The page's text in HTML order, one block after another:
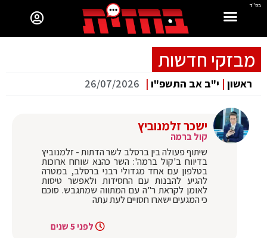
בס"ד
מבזקי חדשות
ראשון | י"ב אב התשפ"ו |
26/07/2026
ישכר זלמנוביץ
קול ברמה
שיתוף פעולה בין ברסלב לשר הדתות - זלמנוביץ
בדיווח ב'קול ברמה': השר כהנא שוחח ארוכות
בטלפון עם אחד מגדולי רבני ברסלב, במטרה
להגיע להבנות עם החסידות ולאפשר טיסות
לאומן לקראת ר"ה עם המתווה שמתגבש. סוכם
כי המגעים ישארו חסויים לעת עתה
לפני 5 שנים